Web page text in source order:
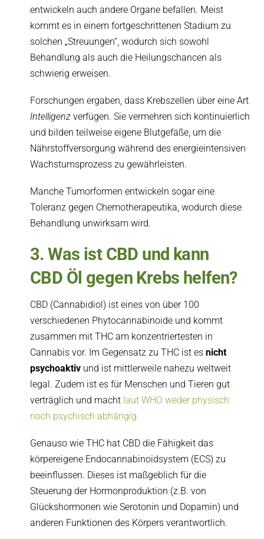
entwickeln auch andere Organe befallen. Meist
kommt es in einem fortgeschrittenen Stadium zu
solchen „Streuungen“, wodurch sich sowohl
Behandlung als auch die Heilungschancen als
schwierig erweisen.
Forschungen ergaben, dass Krebszellen über eine Art
Intelligenzverfügen. Sie vermehren sich kontinuierlich
und bilden teilweise eigene Blutgefäße, um die
Nährstoffversorgung während des energieintensiven
Wachstumsprozess zu gewährleisten.
Manche Tumorformen entwickeln sogar eine
Toleranz gegen Chemotherapeutika, wodurch diese
Behandlung unwirksam wird.
3. Was ist CBD und kann
CBD Öl gegen Krebs helfen?
CBD (Cannabidiol) ist eines von über 100
verschiedenen Phytocannabinoide und kommt
zusammen mit THC am konzentriertesten in
Cannabis vor. Im Gegensatz zu THC ist es nicht
psychoaktivund ist mittlerweile nahezu weltweit
legal. Zudem ist es für Menschen und Tieren gut
verträglich und macht laut WHO weder physisch
noch psychisch abhängig.
Genauso wie THC hat CBD die Fähigkeit das
körpereigene Endocannabinoidsystem (ECS) zu
beeinflussen. Dieses ist maßgeblich für die
Steuerung der Hormonproduktion (z.B. von
Glückshormonen wie Serotonin und Dopamin) und
anderen Funktionen des Körpers verantwortlich.